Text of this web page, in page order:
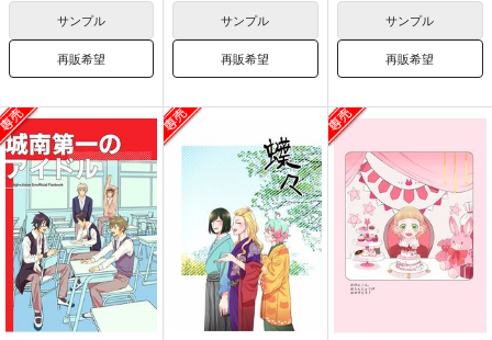
サンプル
再販希望
サンプル
再販希望
サンプル
再販希望